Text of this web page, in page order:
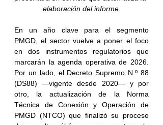
elaboración del informe.
En un año clave para el segmento
PMGD, el sector vuelve a poner el foco
en dos instrumentos regulatorios que
marcarán la agenda operativa de 2026.
Por un lado, el Decreto Supremo N.º 88
(DS88) —vigente desde 2020— y por
otro, la actualización de la Norma
Técnica de Conexión y Operación de
PMGD (NTCO) que finalizó su proceso